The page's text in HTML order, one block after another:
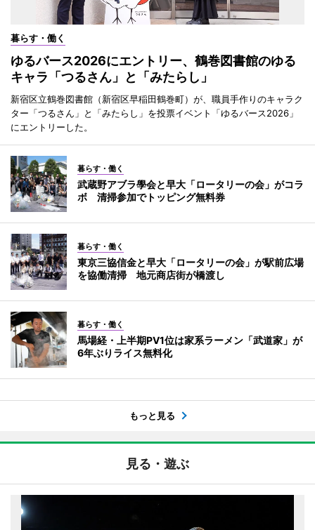
暮らす・働く
ゆるバース2026にエントリー、鶴巻図書館のゆる
キャラ「つるさん」と「みたらし」
新宿区立鶴巻図書館（新宿区早稲田鶴巻町）が、職員手作りのキャラク
ター「つるさん」と「みたらし」を投票イベント「ゆるバース2026」
にエントリーした。
暮らす・働く
武蔵野アブラ學会と早大「ロータリーの会」がコラ
ボ 清掃参加でトッピング無料券
暮らす・働く
東京三協信金と早大「ロータリーの会」が駅前広場
を協働清掃 地元商店街が橋渡し
暮らす・働く
馬場経・上半期PV1位は家系ラーメン「武道家」が
6年ぶりライス無料化
もっと見る
見る・遊ぶ